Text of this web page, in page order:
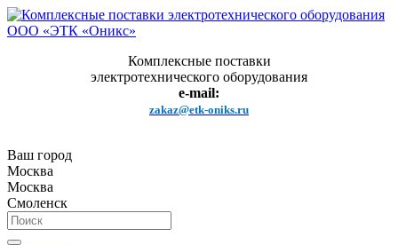
Комплексные поставки
электротехнического оборудования
e-mail:
zakaz@etk-oniks.ru
Ваш город
Москва
Москва
Смоленск